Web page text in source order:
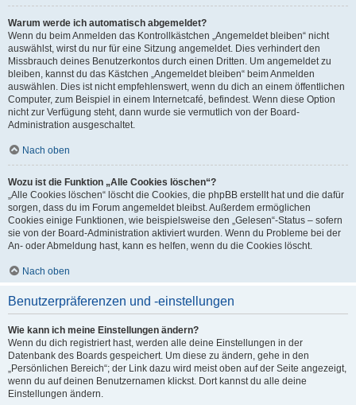
Warum werde ich automatisch abgemeldet?
Wenn du beim Anmelden das Kontrollkästchen „Angemeldet bleiben“ nicht
auswählst, wirst du nur für eine Sitzung angemeldet. Dies verhindert den
Missbrauch deines Benutzerkontos durch einen Dritten. Um angemeldet zu
bleiben, kannst du das Kästchen „Angemeldet bleiben“ beim Anmelden
auswählen. Dies ist nicht empfehlenswert, wenn du dich an einem öffentlichen
Computer, zum Beispiel in einem Internetcafé, befindest. Wenn diese Option
nicht zur Verfügung steht, dann wurde sie vermutlich von der Board-
Administration ausgeschaltet.
Nach oben
Wozu ist die Funktion „Alle Cookies löschen“?
„Alle Cookies löschen“ löscht die Cookies, die phpBB erstellt hat und die dafür
sorgen, dass du im Forum angemeldet bleibst. Außerdem ermöglichen
Cookies einige Funktionen, wie beispielsweise den „Gelesen“-Status – sofern
sie von der Board-Administration aktiviert wurden. Wenn du Probleme bei der
An- oder Abmeldung hast, kann es helfen, wenn du die Cookies löscht.
Nach oben
Benutzerpräferenzen und -einstellungen
Wie kann ich meine Einstellungen ändern?
Wenn du dich registriert hast, werden alle deine Einstellungen in der
Datenbank des Boards gespeichert. Um diese zu ändern, gehe in den
„Persönlichen Bereich“; der Link dazu wird meist oben auf der Seite angezeigt,
wenn du auf deinen Benutzernamen klickst. Dort kannst du alle deine
Einstellungen ändern.